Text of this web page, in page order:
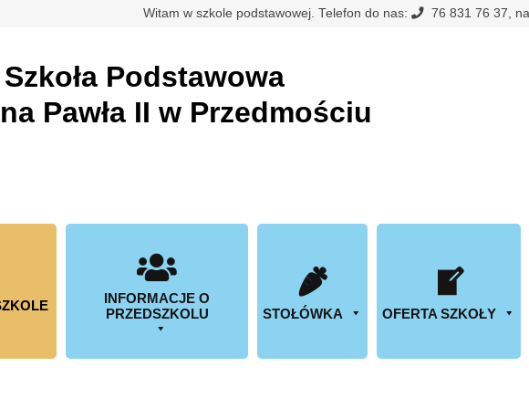
Witam w szkole podstawowej. Telefon do nas: 76 831 76 37,
Szkoła Podstawowa
Pawła II w Przedmościu
INFORMACJE O
PRZEDSZKOLU
STOŁÓWKA OFERTA SZKOŁY